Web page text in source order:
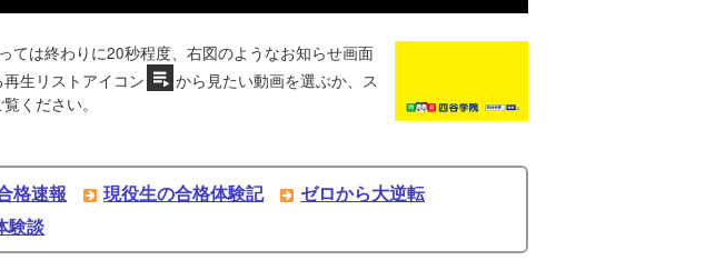
ては終わりに20秒程度、右図のようなお知らせ画面
生リストアイコン
から見たい動画を選ぶか、ス
ください。
格速報 現役生の合格体験記
ゼロから大逆転
験談